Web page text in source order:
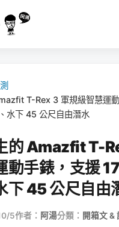
T-Rex 3 軍規級智慧運
水下 45 公尺自由潛水
的 Amazfit T-
動手錶，支援
下 45 公尺自由
5作者： 阿湯分類： 開箱文 &